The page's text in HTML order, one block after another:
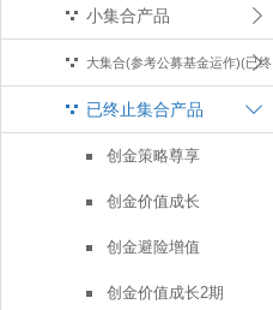
小集合产品
大集合(参考公募基金运作)(已终
止)
已终止集合产品
创金策略尊享
创金价值成长
创金避险增值
创金价值成长2期